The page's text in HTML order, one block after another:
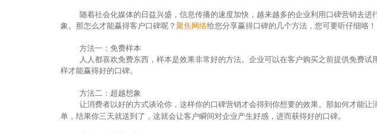
随着社会化媒体的日益兴盛，信息传播的速度加快，越来越多的企业利用口碑营销去
象。那怎么才能赢得客户口碑呢？ 聚焦网络给您分享赢得口碑的几个方法，您可要听仔细咯！
方法一：免费样本
人人都喜欢免费东西，样本是效果非常好的方法。企业可以在客户购买之前提供免费
样才能赢得好的口碑。
方法二：超越想象
让消费者以好的方式谈论你，这样你的口碑营销才会得到你想要的效果。那如何才能
单，结果你三天就送到了，这就会让客户瞬间对企业产生好感，进而获得好的口碑。